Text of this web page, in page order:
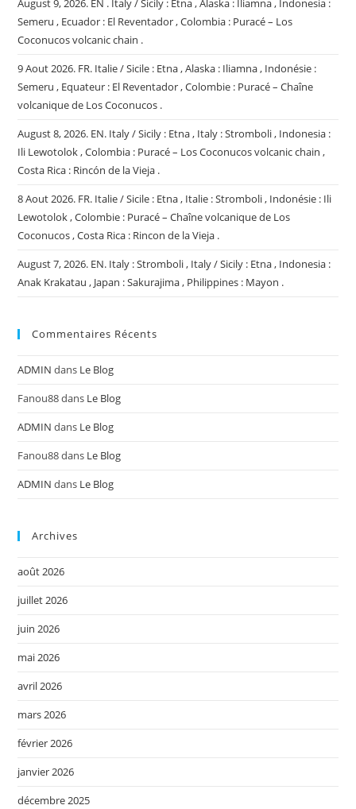
August 9, 2026. EN . Italy / Sicily : Etna , Alaska : Iliamna , Indonesia :
Semeru , Ecuador : El Reventador , Colombia : Puracé – Los
Coconucos volcanic chain .
9 Aout 2026. FR. Italie / Sicile : Etna , Alaska : Iliamna , Indonésie :
Semeru , Equateur : El Reventador , Colombie : Puracé – Chaîne
volcanique de Los Coconucos .
August 8, 2026. EN. Italy / Sicily : Etna , Italy : Stromboli , Indonesia :
Ili Lewotolok , Colombia : Puracé – Los Coconucos volcanic chain ,
Costa Rica : Rincón de la Vieja .
8 Aout 2026. FR. Italie / Sicile : Etna , Italie : Stromboli , Indonésie : Ili
Lewotolok , Colombie : Puracé – Chaîne volcanique de Los
Coconucos , Costa Rica : Rincon de la Vieja .
August 7, 2026. EN. Italy : Stromboli , Italy / Sicily : Etna , Indonesia :
Anak Krakatau , Japan : Sakurajima , Philippines : Mayon .
Commentaires Récents
ADMIN dans Le Blog
Fanou88dans Le Blog
ADMIN dans Le Blog
Fanou88dans Le Blog
ADMIN dans Le Blog
Archives
août 2026
juillet 2026
juin 2026
mai 2026
avril 2026
mars 2026
février 2026
janvier 2026
décembre 2025